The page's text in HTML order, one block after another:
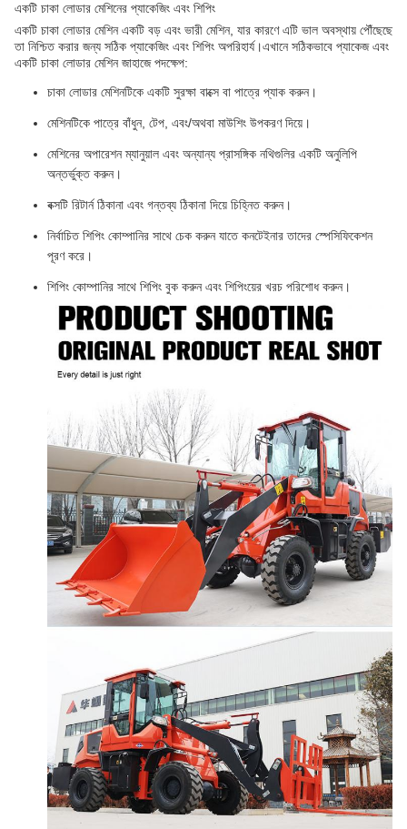
একটি চাকা লোডার মেশিনের প্যাকেজিং এবং শিপিং
একটি চাকা লোডার মেশিন একটি বড় এবং ভারী মেশিন, যার কারণে এটি ভাল অবস্থায় পৌঁছেছে
তা নিশ্চিত করার জন্য সঠিক প্যাকেজিং এবং শিপিং অপরিহার্য।এখানে সঠিকভাবে প্যাকেজ এবং
একটি চাকা লোডার মেশিন জাহাজে পদক্ষেপ:
চাকা লোডার মেশিনটিকে একটি সুরক্ষা বাক্সে বা পাত্রে প্যাক করুন।
মেশিনটিকে পাত্রে বাঁধুন, টেপ, এবং/অথবা মাউশিং উপকরণ দিয়ে।
মেশিনের অপারেশন ম্যানুয়াল এবং অন্যান্য প্রাসঙ্গিক নথিগুলির একটি অনুলিপি
অন্তর্ভুক্ত করুন।
বক্সটি রিটার্ন ঠিকানা এবং গন্তব্য ঠিকানা দিয়ে চিহ্নিত করুন।
নির্বাচিত শিপিং কোম্পানির সাথে চেক করুন যাতে কনটেইনার তাদের স্পেসিফিকেশন
পূরণ করে।
শিপিং কোম্পানির সাথে শিপিং বুক করুন এবং শিপিংয়ের খরচ পরিশোধ করুন।